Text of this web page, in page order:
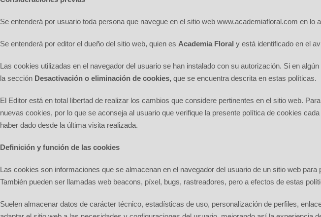
Se entenderá por usuario toda persona que navegue en el sitio web www.academiafloral.com en lo
Se entenderá por editor el dueño del sitio web, quien es Academia Floral y está identificado en el
Las cookies utilizadas en el navegador del usuario se han instalado con su autorización. Si en
la sección Desactivación o eliminación de cookies, que se encuentra descrita en estas políticas.
El Editor está en total libertad de realizar los cambios que considere pertinentes en el sitio web.
nuevas cookies, por lo que se aconseja al usuario que verifique la presente política de cookies
haber dado desde la última visita realizada.
Definición y función de las cookies
Las cookies son informaciones que se almacenan en el navegador del usuario de un sitio web
También pueden ser llamadas web beacons, píxel, bugs, rastreadores, pero a efectos de estas
Suelen almacenar datos de carácter técnico, estadísticas de uso, personalización de perfiles,